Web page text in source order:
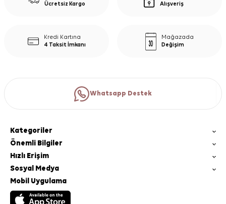
Ücretsiz Kargo
Alışveriş
Kredi Kartına
4 Taksit İmkanı
Mağazada
Değişim
Whatsapp Destek
Kategoriler
Önemli Bilgiler
Hızlı Erişim
Sosyal Medya
Mobil Uygulama